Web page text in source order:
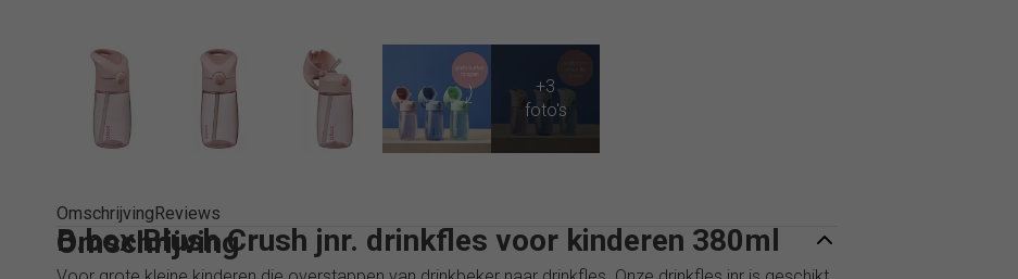
OmschrijvingReviews
Omschrijving
B.box Blush Crush jnr. drinkfles voor kinderen 380ml